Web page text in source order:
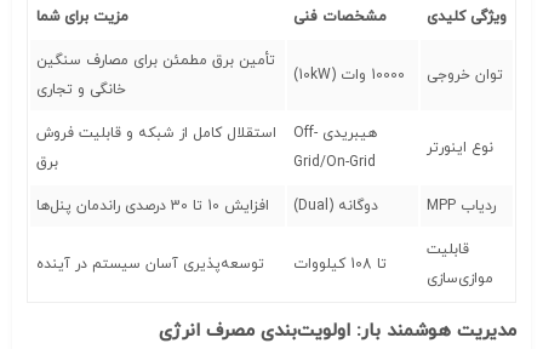
ویژگی کلیدی مشخصات فنی مزیت برای شما
توان خروجی 10000 وات (10kW)
تأمین برق مطمئن برای مصارف سنگین
خانگی و تجاری
نوع اینورتر
هیبریدی Off-
Grid/On-Grid
استقلال کامل از شبکه و قابلیت فروش
برق
ردیاب MPP دوگانه (Dual) افزایش 10 تا 30 درصدی راندمان پنل‌ها
قابلیت
موازی‌سازی
تا 108 کیلووات توسعه‌پذیری آسان سیستم در آینده
مدیریت هوشمند بار: اولویت‌بندی مصرف انرژی